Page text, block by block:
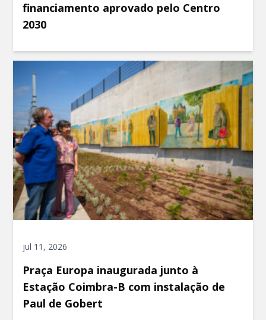
financiamento aprovado pelo Centro
2030
jul 11, 2026
Praça Europa inaugurada junto à
Estação Coimbra-B com instalação de
Paul de Gobert